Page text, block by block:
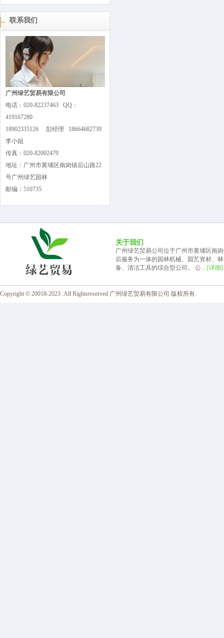
联系我们
广州绿艺贸易有限公司
电话：020-82237463 QQ：
419167280
18902335126 彭经理 18664682739
李小姐
传真：020-82002479
地址：广州市黄埔区南岗镇后山路22
号广州绿艺园林
邮编：510735
关于我们
广州绿艺贸易公司位于广州市黄埔区南
后服务为一体的园林机械、园艺资材、
备、清洁工具的综合型公司。 公... [详细]
Copyright © 20018-2023 .All Rightsreserved 广州绿艺贸易有限公司 版权所有.